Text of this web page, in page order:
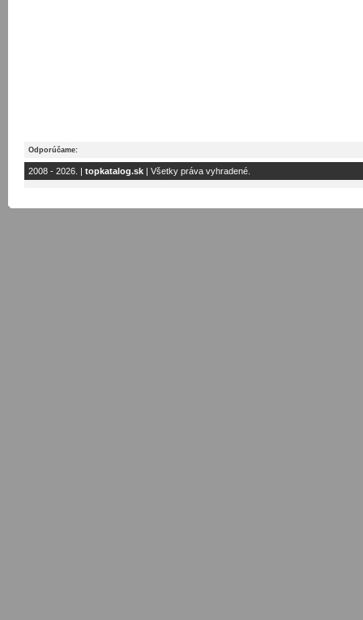
Odporúčame:
2008 - 2026. | topkatalog.sk | Všetky práva vyhradené.